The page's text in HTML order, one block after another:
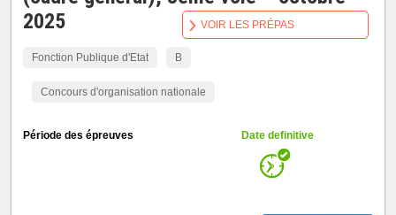
2025
Fonction Publique d'Etat B
Concours d'organisation nationale
Période des épreuves Date definitive
VOIR LES PRÉPAS